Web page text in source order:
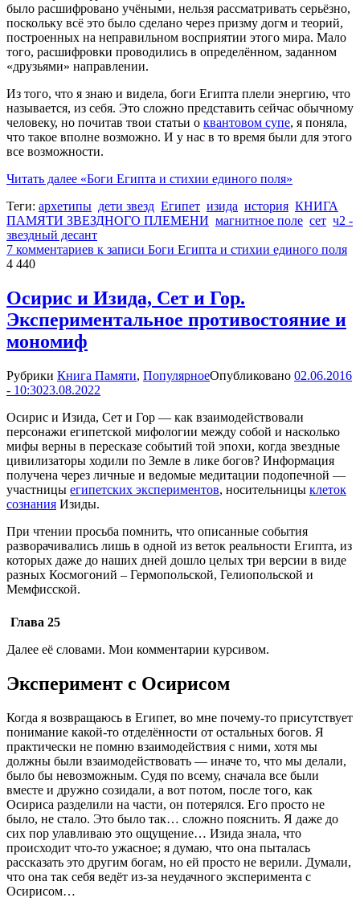
было расшифровано учёными, нельзя рассматривать серьёзно,
поскольку всё это было сделано через призму догм и теорий,
построенных на неправильном восприятии этого мира. Мало
того, расшифровки проводились в определённом, заданном
«друзьями» направлении.
Из того, что я знаю и видела, боги Египта плели энергию, что
называется, из себя. Это сложно представить сейчас обычному
человеку, но почитав твои статьи о квантовом супе, я поняла,
что такое вполне возможно. И у нас в то время были для этого
все возможности.
Читать далее «Боги Египта и стихии единого поля»
Теги: архетипы дети звезд Египет изида история КНИГА
ПАМЯТИ ЗВЕЗДНОГО ПЛЕМЕНИ магнитное поле сет ч2 -
звездный десант
7 комментариев к записи Боги Египта и стихии единого поля
4 440
Осирис и Изида, Сет и Гор.
Экспериментальное противостояние и
мономиф
Рубрики Книга Памяти, ПопулярноеОпубликовано 02.06.2016
- 10:3023.08.2022
Осирис и Изида, Сет и Гор — как взаимодействовали
персонажи египетской мифологии между собой и насколько
мифы верны в пересказе событий той эпохи, когда звездные
цивилизаторы ходили по Земле в лике богов? Информация
получена через личные и ведомые медитации подопечной —
участницы египетских экспериментов, носительницы клеток
сознания Изиды.
При чтении просьба помнить, что описанные события
разворачивались лишь в одной из веток реальности Египта, из
которых даже до наших дней дошло целых три версии в виде
разных Космогоний – Гермопольской, Гелиопольской и
Мемфисской.
Глава 25
Далее её словами. Мои комментарии курсивом.
Эксперимент с Осирисом
Когда я возвращаюсь в Египет, во мне почему-то присутствует
понимание какой-то отделённости от остальных богов. Я
практически не помню взаимодействия с ними, хотя мы
должны были взаимодействовать — иначе то, что мы делали,
было бы невозможным. Судя по всему, сначала все были
вместе и дружно созидали, а вот потом, после того, как
Осириса разделили на части, он потерялся. Его просто не
было, не стало. Это было так… сложно пояснить. Я даже до
сих пор улавливаю это ощущение… Изида знала, что
происходит что-то ужасное; я думаю, что она пыталась
рассказать это другим богам, но ей просто не верили. Думали,
что она так себя ведёт из-за неудачного эксперимента с
Осирисом…